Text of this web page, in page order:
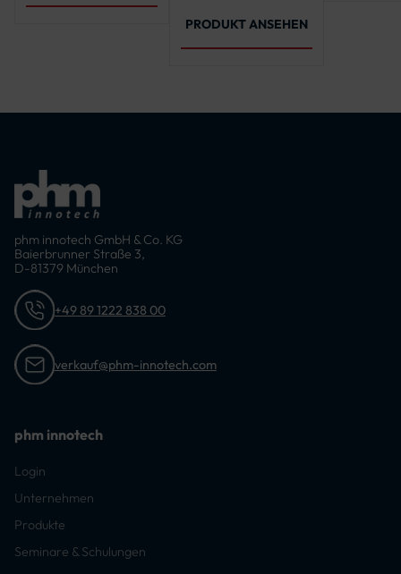
Thermoplastik
PRODUKT ANSEHEN
phm innotech GmbH & Co. KG
Baierbrunner Straße 3,
D-81379 München
+49 89 1222 838 00
verkauf@phm-innotech.com
phm innotech
Login
Unternehmen
Produkte
Seminare & Schulungen